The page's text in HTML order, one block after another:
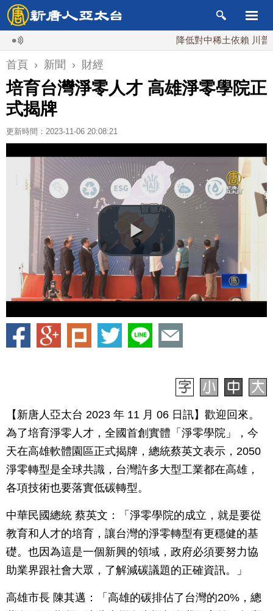
降低對中稀土依賴 川普宣布
首頁 › 新聞 › 財經
培育台灣淨零人才 高雄淨零學院正
式揭牌
更新時間：2023-11-06 20:08:21
【新唐人亞太台 2023 年 11 月 06 日訊】歡迎回來。
為了培育淨零人才，全國首創實體「淨零學院」，今
天在高雄軟體園區正式揭牌，總統蔡英文表示，2050
淨零轉型是全球共識，台灣許多大型工業都在高雄，
各項技術也要落實低碳轉型。
中華民國總統 蔡英文：「淨零學院的成立，就是要從
教育和人才的培育，讓台灣的淨零轉型有更穩健的基
礎。也因為這是一個新興的領域，政府必須要努力協
助業界跟社會大眾，了解減碳議題的正確資訊。」
高雄市長 陳其邁：「高雄的碳排佔了台灣的20%，總